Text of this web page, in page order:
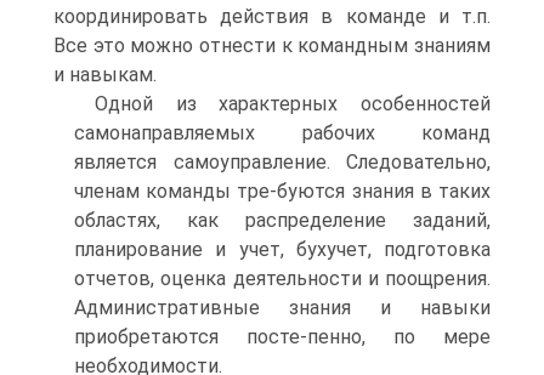
координировать действия в команде и т.п.
Все это можно отнести к командным знаниям
и навыкам.
Одной из характерных особенностей
самонаправляемых рабочих команд
является самоуправление. Следовательно,
членам команды тре-буются знания в таких
областях, как распределение заданий,
планирование и учет, бухучет, подготовка
отчетов, оценка деятельности и поощрения.
Административные знания и навыки
приобретаются посте-пенно, по мере
необходимости.